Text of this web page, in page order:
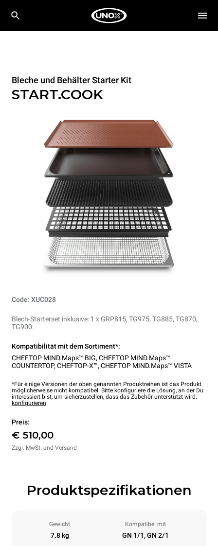
Bleche und Behälter Starter Kit
START.COOK
Code: XUC028
Blech-Starterset inklusive: 1 x GRP815, TG975, TG885, TG870,
TG900.
Kompatibilität mit dem Sortiment*:
CHEFTOP MIND.Maps™ BIG, CHEFTOP MIND.Maps™
COUNTERTOP, CHEFTOP-X™, CHEFTOP MIND.Maps™ VISTA
*Für einige Versionen der oben genannten Produktreihen ist das Produkt
möglicherweise nicht kompatibel. Bitte konfiguriere die Lösung, an der Du
interessiert bist, um sicherzustellen, dass das Zubehör unterstützt wird.
konfigurieren
Preis:
€ 510,00
Zzgl. MwSt. und Versand
Produktspezifikationen
Gewicht
7.8 kg
Kompatibel mit
GN 1/1, GN 2/1